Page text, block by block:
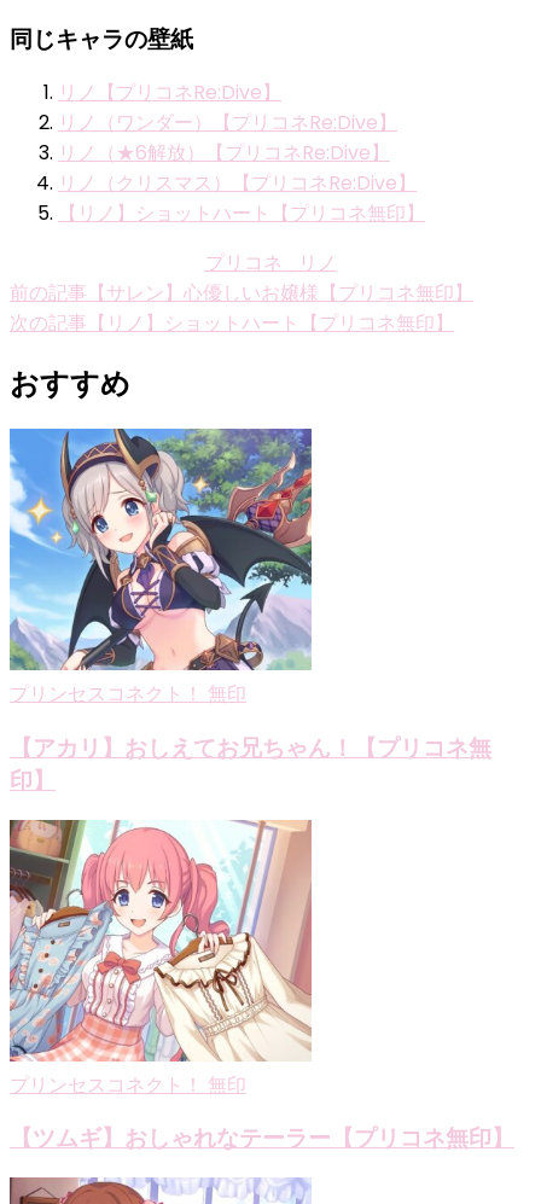
同じキャラの壁紙
リノ【プリコネRe:Dive】
リノ（ワンダー）【プリコネRe:Dive】
リノ（★6解放）【プリコネRe:Dive】
リノ（クリスマス）【プリコネRe:Dive】
【リノ】ショットハート【プリコネ無印】
プリコネ_リノ
投
稿
ナ
ビ
ゲ
ー
シ
ョ
ン
前の記事 【サレン】心優しいお嬢様【プリコネ無印】
次の記事 【リノ】ショットハート【プリコネ無印】
おすすめ
プリンセスコネクト！ 無印
【アカリ】おしえてお兄ちゃん！【プリコネ無
印】
プリンセスコネクト！ 無印
【ツムギ】おしゃれなテーラー【プリコネ無印】